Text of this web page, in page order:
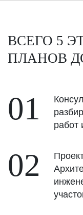
ВСЕГО 5
ПЛАНОВ
01
работ
02